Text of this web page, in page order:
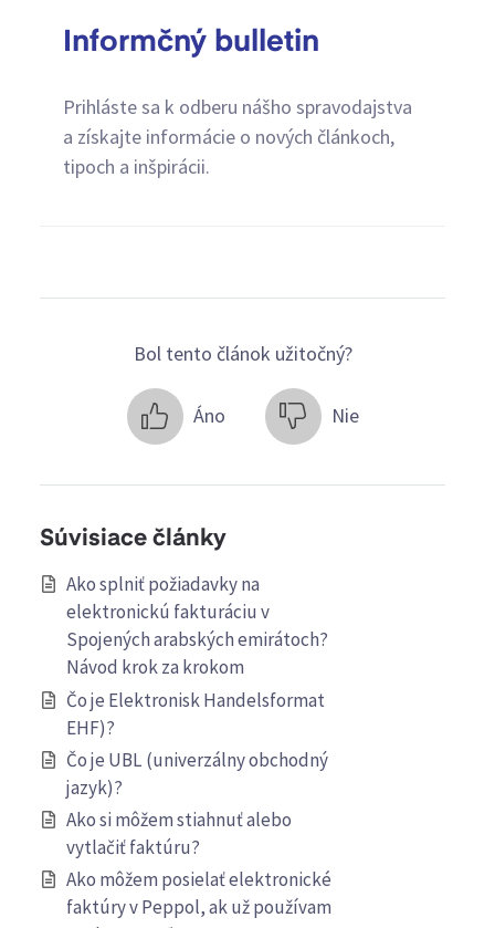
Informčný bulletin
Prihláste sa k odberu nášho spravodajstva
a získajte informácie o nových článkoch,
tipoch a inšpirácii.
Bol tento článok užitočný?
Áno Nie
Súvisiace články
Ako splniť požiadavky na
elektronickú fakturáciu v
Spojených arabských emirátoch?
Návod krok za krokom
Čo je Elektronisk Handelsformat
EHF)?
Čo je UBL (univerzálny obchodný
jazyk)?
Ako si môžem stiahnuť alebo
vytlačiť faktúru?
Ako môžem posielať elektronické
faktúry v Peppol, ak už používam